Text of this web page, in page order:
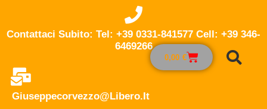
Contattaci Subito: Tel: +39 0331-841577 Cell: +39 346-
6469266
Giuseppecorvezzo@libero.it
0,00 €